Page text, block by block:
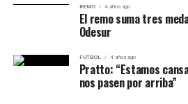
Juego
Se jugará en Junín
5
REMO 4 años ago
El remo suma tres
Odesur
FUTBOL 4 años ago
Pratto: “Estamos
nos pasen por arriba”